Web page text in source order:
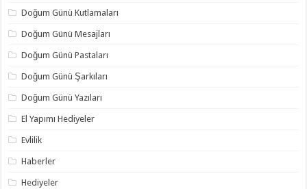
Doğum Günü Kutlamaları
Doğum Günü Mesajları
Doğum Günü Pastaları
Doğum Günü Şarkıları
Doğum Günü Yazıları
El Yapımı Hediyeler
Evlilik
Haberler
Hediyeler